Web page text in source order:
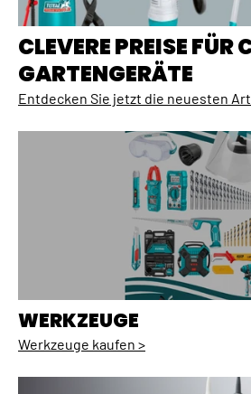
CLEVERE PREISE FÜR
GARTENGERÄTE
Entdecken Sie jetzt die neuesten
WERKZEUGE
Werkzeuge kaufen >